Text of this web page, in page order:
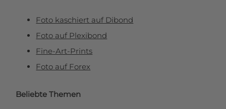
Foto kaschiert auf Dibond
Foto auf Plexibond
Fine-Art-Prints
Foto auf Forex
Beliebte Themen